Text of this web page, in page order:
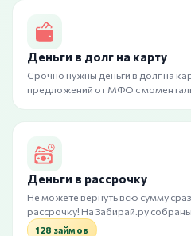
Деньги в долг на карту
Срочно нужны деньги в долг на
предложений от МФО с
Деньги в рассрочку
Не можете вернуть всю сумму
рассрочку! На Забирай.ру
128 займов